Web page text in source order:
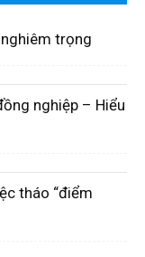
trọng
nghiệp – Hiểu
tháo “điểm